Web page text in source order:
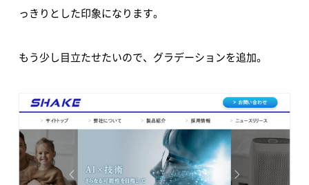
っきりとした印象になります。
もう少し目立たせたいので、グラデーションを追加。